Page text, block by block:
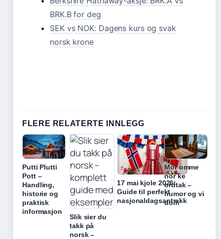
BRK.B for deg
SEK vs NOK: Dagens kurs og svak
norsk krone
FLERE RELATERTE INNLEGG
Putti Plutti
Pott –
Handling,
historie og
praktisk
informasjon
Slik sier du
takk på
norsk –
17 mai kjole 2026:
Guide til perfekt
nasjonaldagsantrekk
Mor omme
nor ke
ordtak –
humor og vi
dom